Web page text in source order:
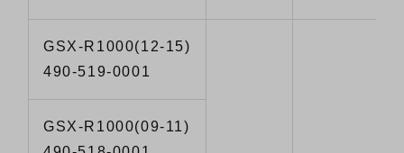
GSX-R1000(12-15)
490-519-0001
GSX-R1000(09-11)